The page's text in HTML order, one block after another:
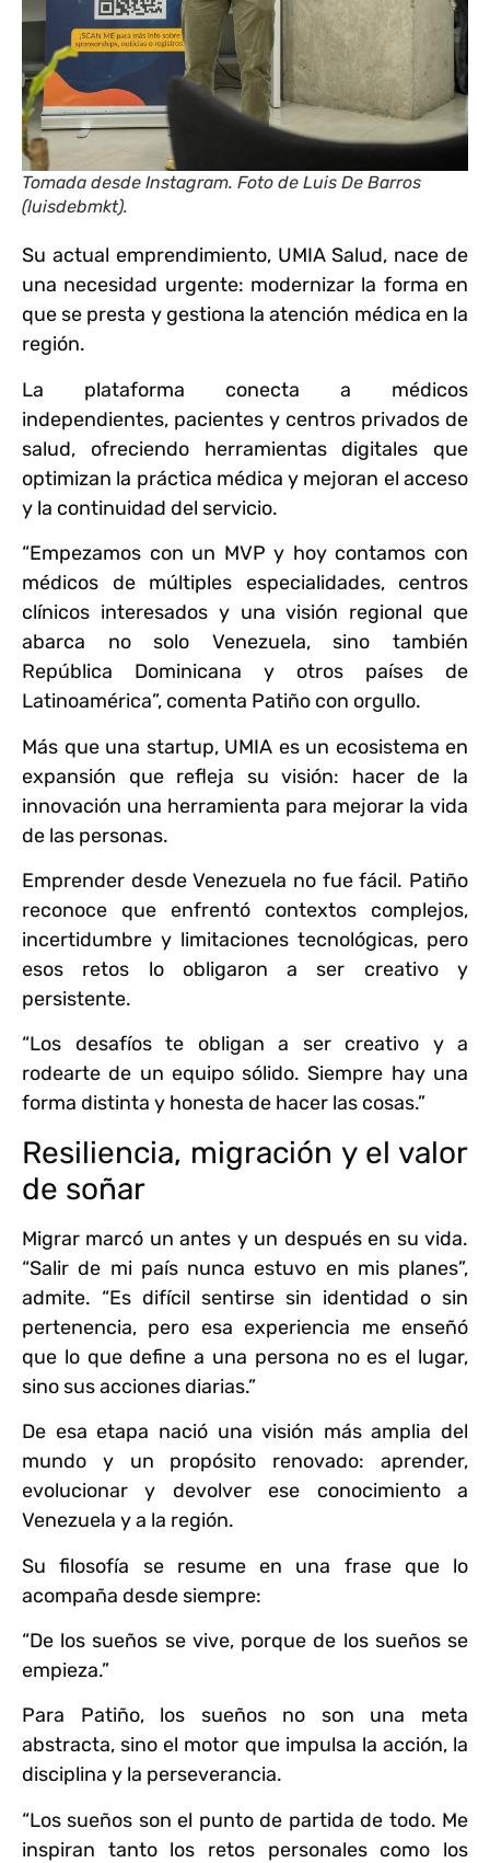
Tomada desde Instagram. Foto de Luis De Barros
(luisdebmkt).
Su actual emprendimiento, UMIA Salud, nace de
una necesidad urgente: modernizar la forma en
que se presta y gestiona la atención médica en la
región.
La plataforma conecta a médicos
independientes, pacientes y centros privados de
salud, ofreciendo herramientas digitales que
optimizan la práctica médica y mejoran el acceso
y la continuidad del servicio.
“Empezamos con un MVP y hoy contamos con
médicos de múltiples especialidades, centros
clínicos interesados y una visión regional que
abarca no solo Venezuela, sino también
República Dominicana y otros países de
Latinoamérica”, comenta Patiño con orgullo.
Más que una startup, UMIA es un ecosistema en
expansión que refleja su visión: hacer de la
innovación una herramienta para mejorar la vida
de las personas.
Emprender desde Venezuela no fue fácil. Patiño
reconoce que enfrentó contextos complejos,
incertidumbre y limitaciones tecnológicas, pero
esos retos lo obligaron a ser creativo y
persistente.
“Los desafíos te obligan a ser creativo y a
rodearte de un equipo sólido. Siempre hay una
forma distinta y honesta de hacer las cosas.”
Resiliencia, migración y el valor
de soñar
Migrar marcó un antes y un después en su vida.
“Salir de mi país nunca estuvo en mis planes”,
admite. “Es difícil sentirse sin identidad o sin
pertenencia, pero esa experiencia me enseñó
que lo que define a una persona no es el lugar,
sino sus acciones diarias.”
De esa etapa nació una visión más amplia del
mundo y un propósito renovado: aprender,
evolucionar y devolver ese conocimiento a
Venezuela y a la región.
Su filosofía se resume en una frase que lo
acompaña desde siempre:
“De los sueños se vive, porque de los sueños se
empieza.”
Para Patiño, los sueños no son una meta
abstracta, sino el motor que impulsa la acción, la
disciplina y la perseverancia.
“Los sueños son el punto de partida de todo. Me
inspiran tanto los retos personales como los